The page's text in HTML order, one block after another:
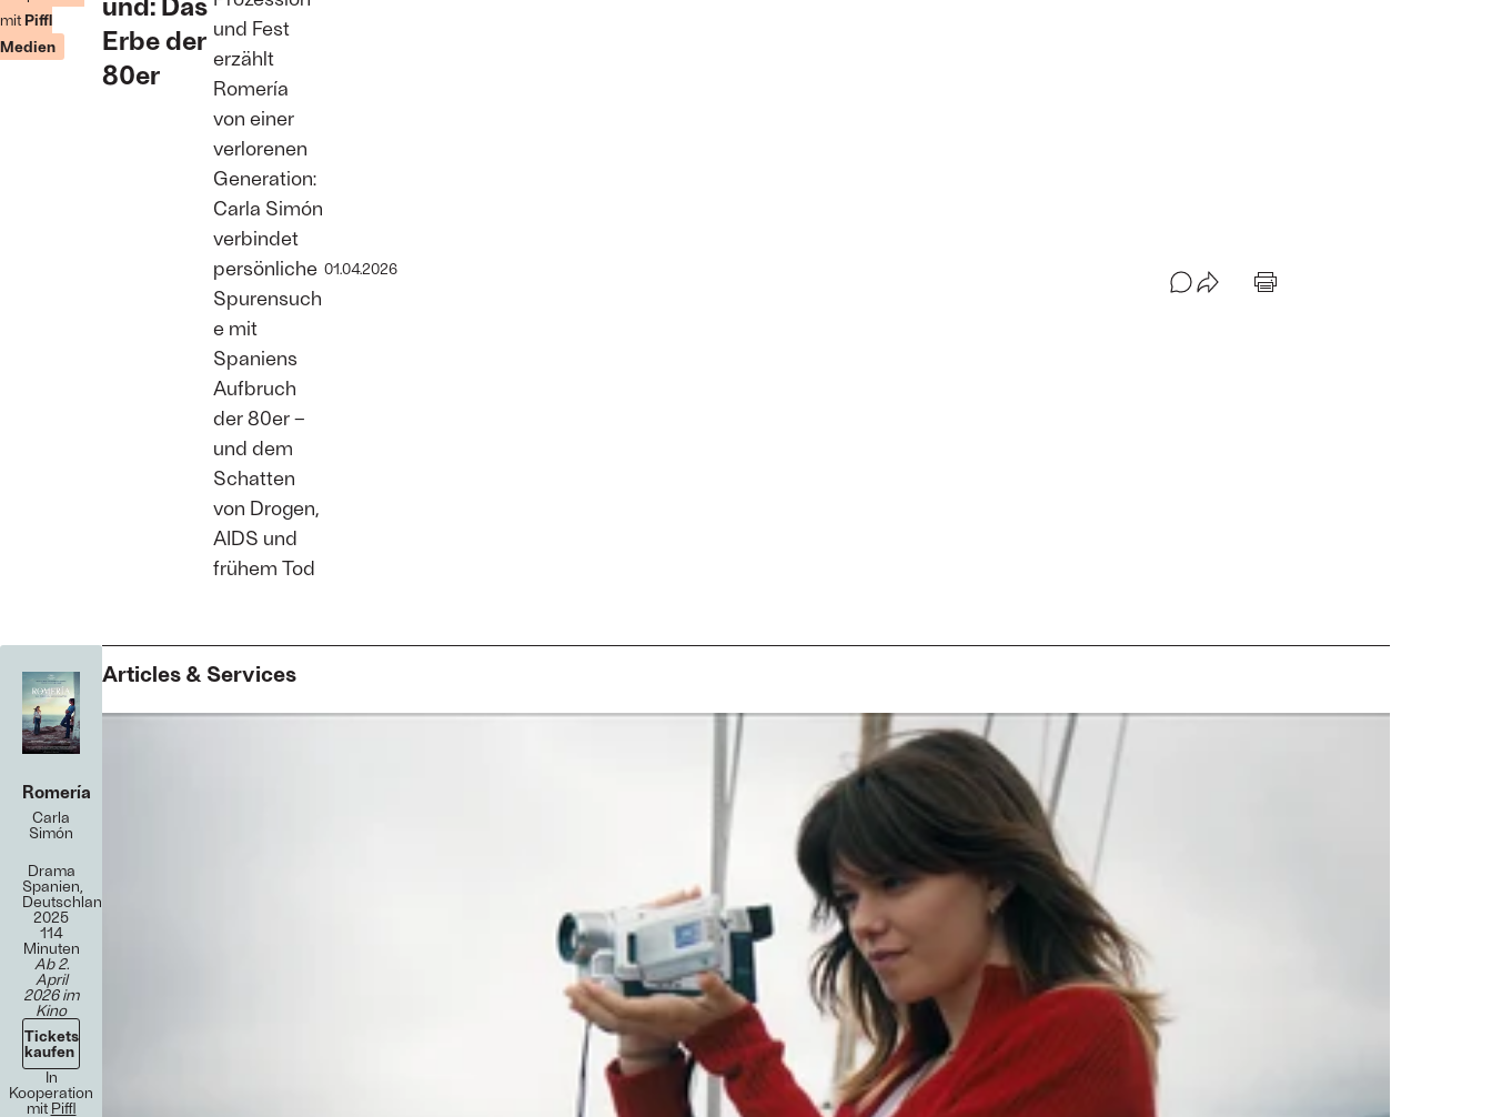
mit Piffl
Medien
Erbe der
80er
und Fest
erzählt
Romería
von einer
verlorenen
Generation:
Carla Simón
verbindet
persönliche
Spurensuch
e mit
Spaniens
Aufbruch
der 80er –
und dem
Schatten
von Drogen,
AIDS und
frühem Tod
01.04.2026
Romería
Carla
Simón
Drama
Spanien,
Deutschland
2025
114
Minuten
Ab 2.
April
2026 im
Kino
Tickets
kaufen
In
Kooperation
mit Piffl
Articles & Services